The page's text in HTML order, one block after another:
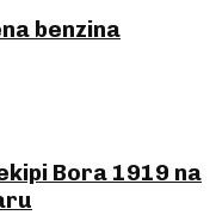
benzina
Bora 1919 na